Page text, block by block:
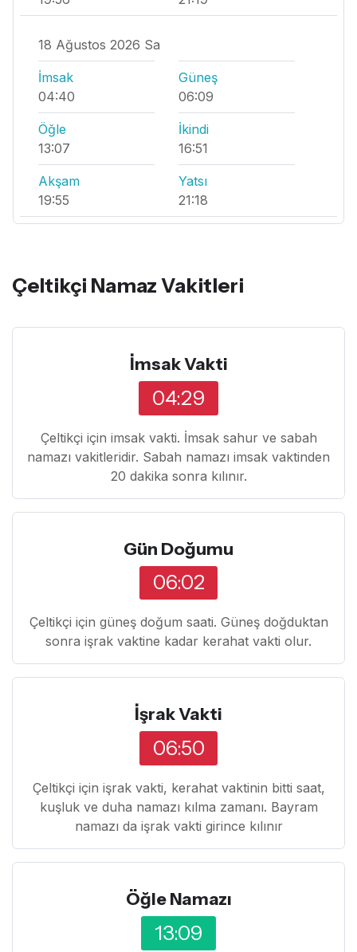
18 Ağustos 2026 Sa
İmsak
04:40
Güneş
06:09
Öğle
13:07
İkindi
16:51
Akşam
19:55
Yatsı
21:18
Çeltikçi Namaz Vakitleri
İmsak Vakti
04:29
Çeltikçi için imsak vakti. İmsak sahur ve sabah
namazı vakitleridir. Sabah namazı imsak vaktinden
20 dakika sonra kılınır.
Gün Doğumu
06:02
Çeltikçi için güneş doğum saati. Güneş doğduktan
sonra işrak vaktine kadar kerahat vakti olur.
İşrak Vakti
06:50
Çeltikçi için işrak vakti, kerahat vaktinin bitti saat,
kuşluk ve duha namazı kılma zamanı. Bayram
namazı da işrak vakti girince kılınır
Öğle Namazı
13:09